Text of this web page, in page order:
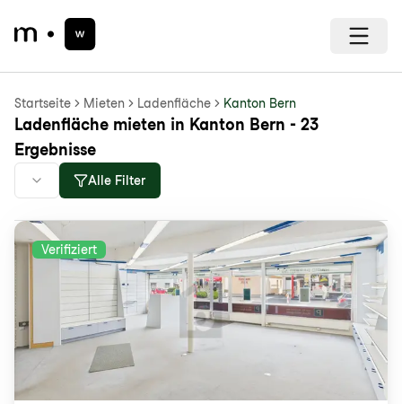
Startseite Mieten Ladenfläche Kanton Bern
Ladenfläche mieten in Kanton Bern - 23
Ergebnisse
Alle Filter
Verifiziert